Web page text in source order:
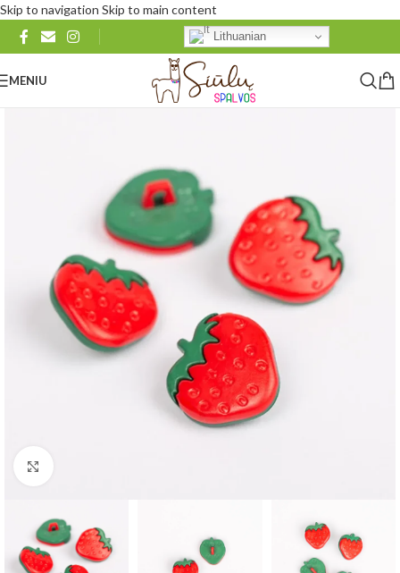
Skip to navigation Skip to main content
Lithuanian
MENIU